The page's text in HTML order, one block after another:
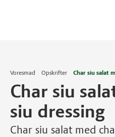
Voresmad Opskrifter Char siu salat
Char siu
siu dressing
Char siu salat med